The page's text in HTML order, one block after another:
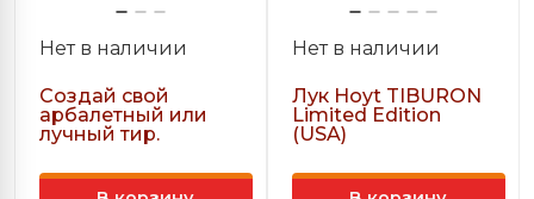
Нет в наличии
Создай свой
арбалетный или
лучный тир.
Нет в наличии
Лук Hoyt TIBURON
Limited Edition
(USA)